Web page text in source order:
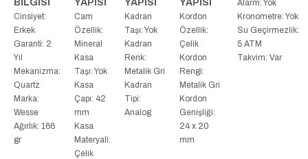
BİLGİSİ
Cinsiyet:
Erkek
Garanti: 2
Yıl
Mekanizma:
Quartz
Marka:
Wesse
Ağırlık: 166
gr
YAPISI
Cam
Özellik:
Mineral
Kasa
Taşı: Yok
Kasa
Çapı: 42
mm
Kasa
Materyali:
Çelik
YAPISI
Kadran
Taşı: Yok
Kadran
Renk:
Metalik Gri
Kadran
Tipi:
Analog
YAPISI
Kordon
Özellik:
Çelik
Kordon
Rengi:
Metalik Gri
Kordon
Genişliği:
24 x 20
mm
Alarm: Yok
Kronometre: Yok
Su Geçirmezlik:
5 ATM
Takvim: Var